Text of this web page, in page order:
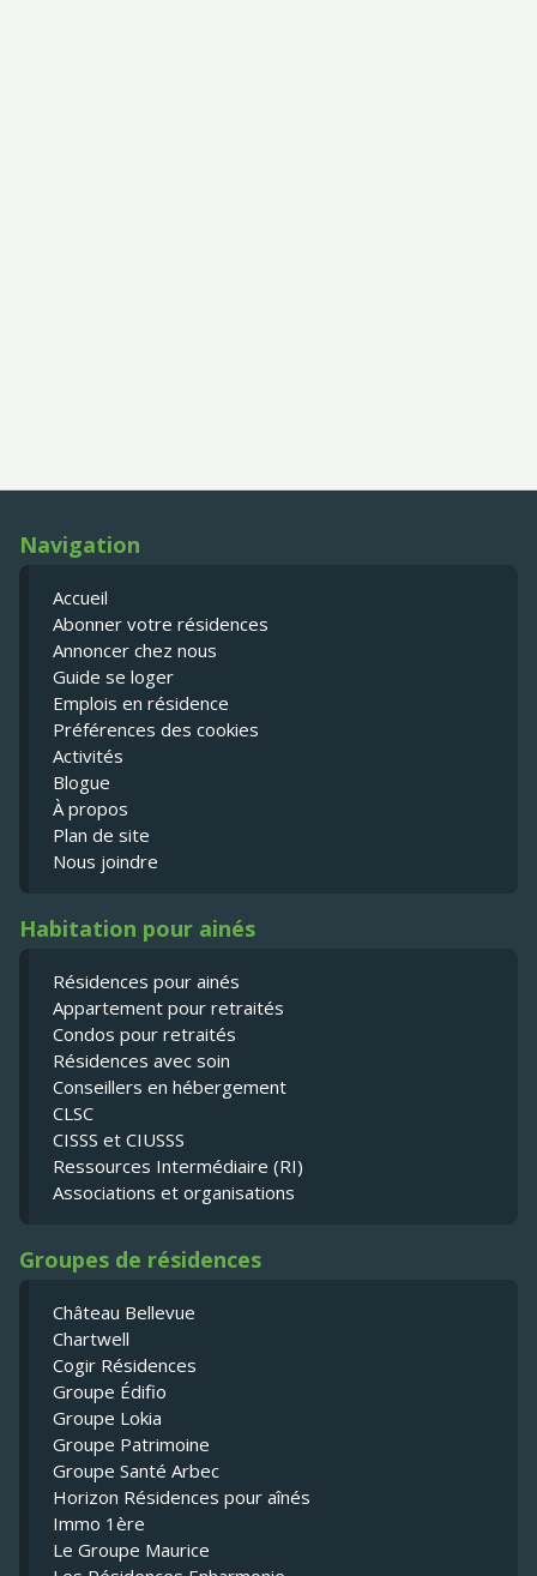
Navigation
Accueil
Abonner votre résidences
Annoncer chez nous
Guide se loger
Emplois en résidence
Préférences des cookies
Activités
Blogue
À propos
Plan de site
Nous joindre
Habitation pour ainés
Résidences pour ainés
Appartement pour retraités
Condos pour retraités
Résidences avec soin
Conseillers en hébergement
CLSC
CISSS et CIUSSS
Ressources Intermédiaire (RI)
Associations et organisations
Groupes de résidences
Château Bellevue
Chartwell
Cogir Résidences
Groupe Édifio
Groupe Lokia
Groupe Patrimoine
Groupe Santé Arbec
Horizon Résidences pour aînés
Immo 1ère
Le Groupe Maurice